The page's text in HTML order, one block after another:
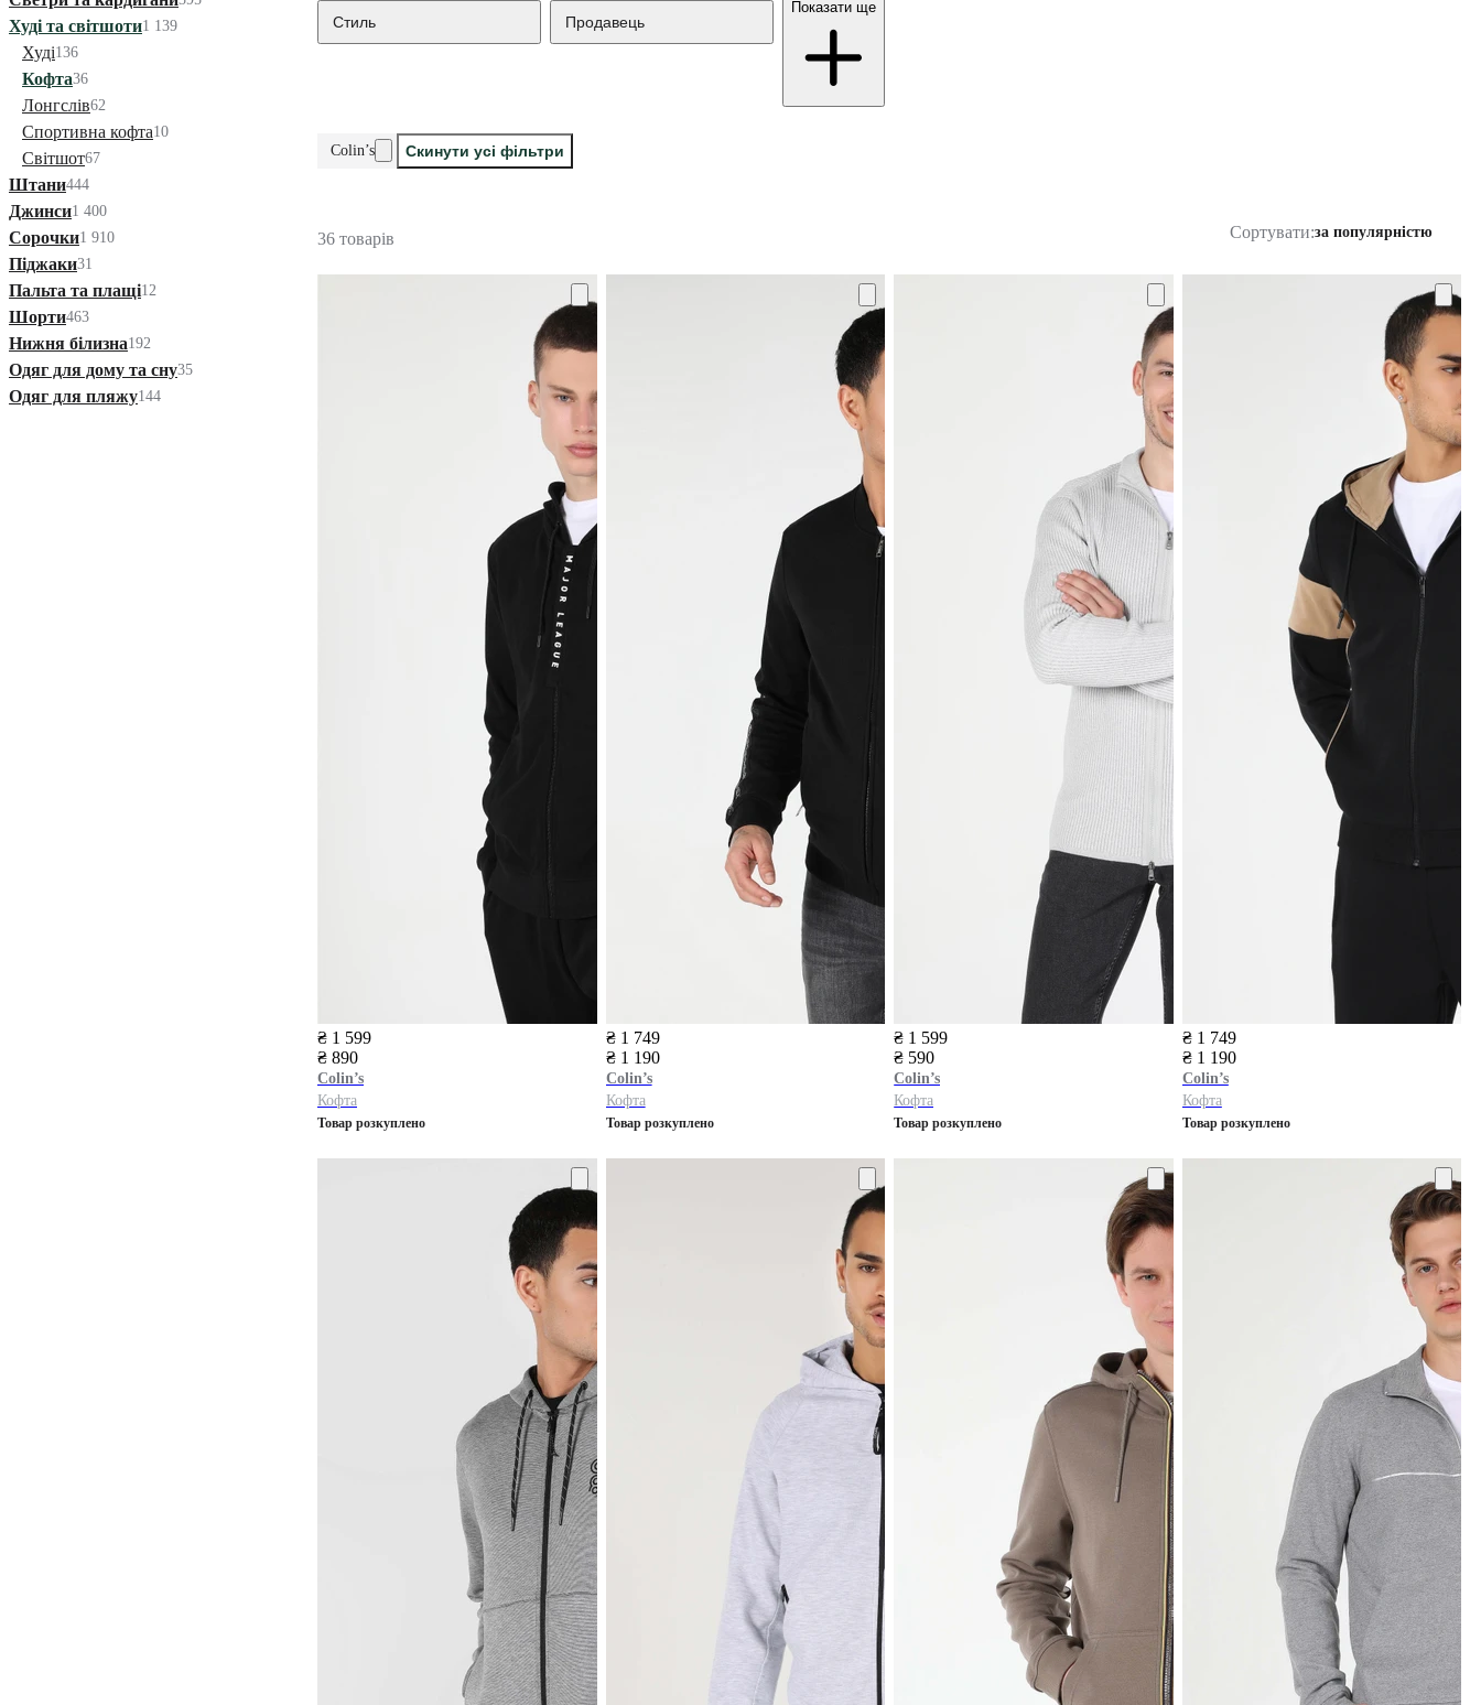
Худі та світшоти1 139
Худі136
Кофта36
Лонгслів62
Спортивна кофта10
Світшот67
Штани444
Джинси1 400
Сорочки1 910
Піджаки31
Пальта та плащі12
Шорти463
Нижня білизна192
Одяг для дому та сну35
Одяг для пляжу144
Стиль Продавець
Показати ще
Colin’s Скинути усі фільтри
36 товарів Сортувати:за популярністю
₴ 1 599
₴ 890
Colin’s
Кофта
Товар розкуплено
₴ 1 749
₴ 1 190
Colin’s
Кофта
Товар розкуплено
₴ 1 599
₴ 590
Colin’s
Кофта
Товар розкуплено
₴ 1 749
₴ 1 190
Colin’s
Кофта
Товар розкуплено